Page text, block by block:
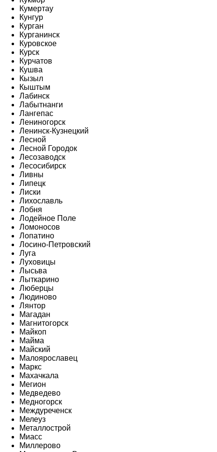
Кумертау
Кунгур
Курган
Курганинск
Куровское
Курск
Курчатов
Кушва
Кызыл
Кыштым
Лабинск
Лабытнанги
Лангепас
Лениногорск
Ленинск-Кузнецкий
Лесной
Лесной Городок
Лесозаводск
Лесосибирск
Ливны
Липецк
Лиски
Лихославль
Лобня
Лодейное Поле
Ломоносов
Лопатино
Лосино-Петровский
Луга
Луховицы
Лысьва
Лыткарино
Люберцы
Людиново
Лянтор
Магадан
Магнитогорск
Майкоп
Майма
Майский
Малоярославец
Маркс
Махачкала
Мегион
Медведево
Медногорск
Междуреченск
Мелеуз
Металлострой
Миасс
Миллерово